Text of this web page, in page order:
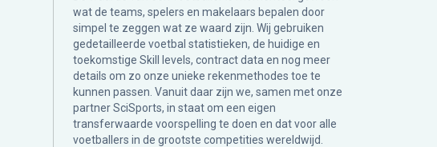
wat de teams, spelers en makelaars bepalen door
simpel te zeggen wat ze waard zijn. Wij gebruiken
gedetailleerde voetbal statistieken, de huidige en
toekomstige Skill levels, contract data en nog meer
details om zo onze unieke rekenmethodes toe te
kunnen passen. Vanuit daar zijn we, samen met onze
partner SciSports, in staat om een eigen
transferwaarde voorspelling te doen en dat voor alle
voetballers in de grootste competities wereldwijd.